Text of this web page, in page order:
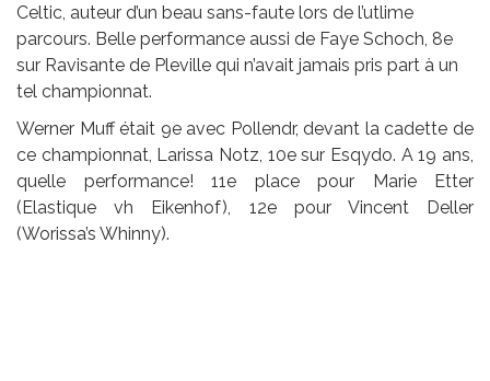
Celtic, auteur d’un beau sans-faute lors de l’utlime
parcours. Belle performance aussi de Faye Schoch, 8e
sur Ravisante de Pleville qui n’avait jamais pris part à un
tel championnat.
Werner Muff était 9e avec Pollendr, devant la cadette de
ce championnat, Larissa Notz, 10e sur Esqydo. A 19 ans,
quelle performance! 11e place pour Marie Etter
(Elastique vh Eikenhof), 12e pour Vincent Deller
(Worissa’s Whinny).